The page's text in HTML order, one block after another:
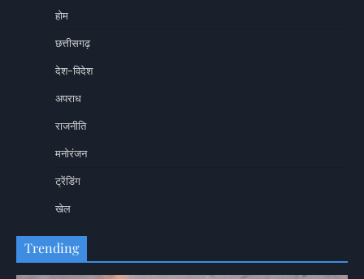
होम
छत्तीसगढ़
देश-विदेश
अपराध
राजनीति
मनोरंजन
ट्रेंडिंग
खेल
Trending